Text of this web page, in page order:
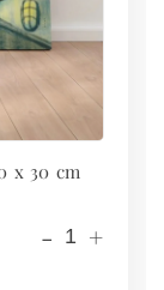
x 30 cm
- +